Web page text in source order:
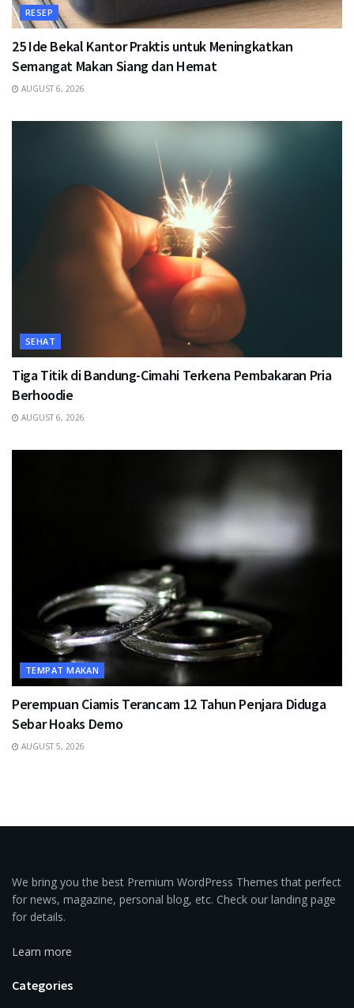
RESEP
25 Ide Bekal Kantor Praktis untuk Meningkatkan
Semangat Makan Siang dan Hemat
AUGUST 6, 2026
SEHAT
Tiga Titik di Bandung-Cimahi Terkena Pembakaran Pria
Berhoodie
AUGUST 6, 2026
TEMPAT MAKAN
Perempuan Ciamis Terancam 12 Tahun Penjara Diduga
Sebar Hoaks Demo
AUGUST 5, 2026
We bring you the best Premium WordPress Themes that perfect
for news, magazine, personal blog, etc. Check our landing page
for details.
Learn more
Categories